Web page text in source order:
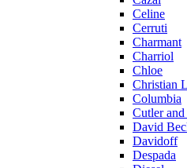
Celine
Cerruti
Charmant
Charriol
Chloe
Christian
Columbia
Cutler and
David
Davidoff
Despada